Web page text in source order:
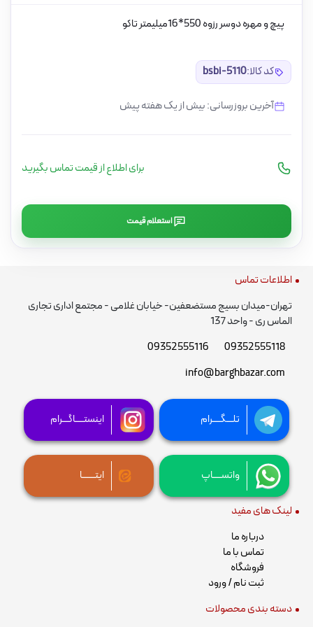
پیچ و مهره دوسر رزوه 550*16میلیمتر تاکو
کد کالا:bsbi-5110
آخرین بروزرسانی: بیش از یک هفته پیش
برای اطلاع از قیمت تماس بگیرید
استعلام قیمت
اطلاعات تماس
تهران-میدان بسیج مستضعفین- خیابان غلامی - مجتمع اداری تجاری
الماس ری - واحد 137
09352555118
09352555116
info@barghbazar.com
تلـــگــــرام اینستــــاگـــرام
واتســــاپ ایتــــــا
لینک های مفید
درباره ما
تماس با ما
فروشگاه
ثبت نام / ورود
دسته بندی محصولات